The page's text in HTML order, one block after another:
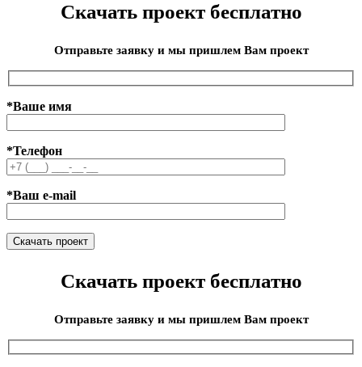
Скачать проект бесплатно
Отправьте заявку и мы пришлем Вам проект
*Ваше имя
*Телефон
*Ваш e-mail
Скачать проект бесплатно
Отправьте заявку и мы пришлем Вам проект